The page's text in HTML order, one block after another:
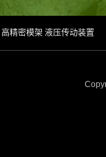
高精密模架 液压传动装置